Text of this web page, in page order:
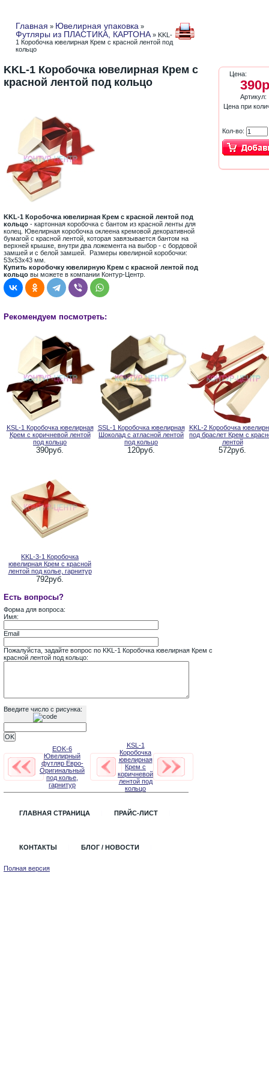
Главная » Ювелирная упаковка »
Футляры из ПЛАСТИКА, КАРТОНА » KKL-
1 Коробочка ювелирная Крем с красной лентой под
кольцо
KKL-1 Коробочка ювелирная Крем с
красной лентой под кольцо
KKL-1 Коробочка ювелирная Крем с красной лентой под
кольцо - картонная коробочка с бантом из красной ленты для
колец. Ювелирная коробочка оклеена кремовой декоративной
бумагой с красной лентой, которая завязывается бантом на
верхней крышке, внутри два ложемента на выбор - с бордовой
замшей и с белой замшей. Размеры ювелирной коробочки:
53х53х43 мм.
Купить коробочку ювелирную Крем с красной лентой под
кольцо вы можете в компании Контур-Центр.
Цена:
Артикул:
Цена при
Кол-во:
Рекомендуем посмотреть:
KSL-1 Коробочка ювелирная
Крем с коричневой лентой
под кольцо
390руб.
SSL-1 Коробочка ювелирная
Шоколад с атласной лентой
под кольцо
120руб.
KKL-2 Коробочка
под браслет Крем с
лентой
572руб.
KKL-3-1 Коробочка
ювелирная Крем с красной
лентой под колье, гарнитур
792руб.
Есть вопросы?
Форма для вопроса:
Имя:
Email
Пожалуйста, задайте вопрос по KKL-1 Коробочка ювелирная Крем с
красной лентой под кольцо:
Введите число с рисунка:
EOK-6
Ювелирный
футляр Евро-
Оригинальный
под колье,
гарнитур
KSL-1
Коробочка
ювелирная
Крем с
коричневой
лентой под
кольцо
ГЛАВНАЯ СТРАНИЦА ПРАЙС-ЛИСТ
КОНТАКТЫ БЛОГ / НОВОСТИ
Полная версия